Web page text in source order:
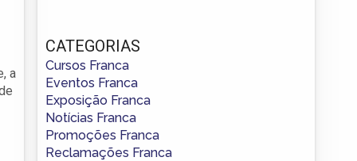
a
CATEGORIAS
Cursos Franca
Eventos Franca
Exposição Franca
Notícias Franca
Promoções Franca
Reclamações Franca